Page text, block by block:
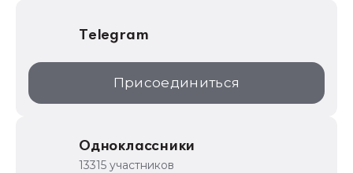
Telegram
Присоединиться
Одноклассники
13315 участников